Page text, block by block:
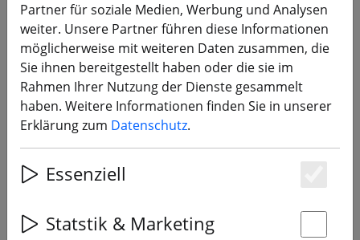
TBS Ummagrip Batterie Pad TBS
Edition
‹
Partner für soziale Medien, Werbung und Analysen
weiter. Unsere Partner führen diese Informationen
möglicherweise mit weiteren Daten zusammen, die
Sie ihnen bereitgestellt haben oder die sie im
Rahmen Ihrer Nutzung der Dienste gesammelt
haben. Weitere Informationen finden Sie in unserer
Erklärung zum Datenschutz.
Essenziell
Statstik & Marketing